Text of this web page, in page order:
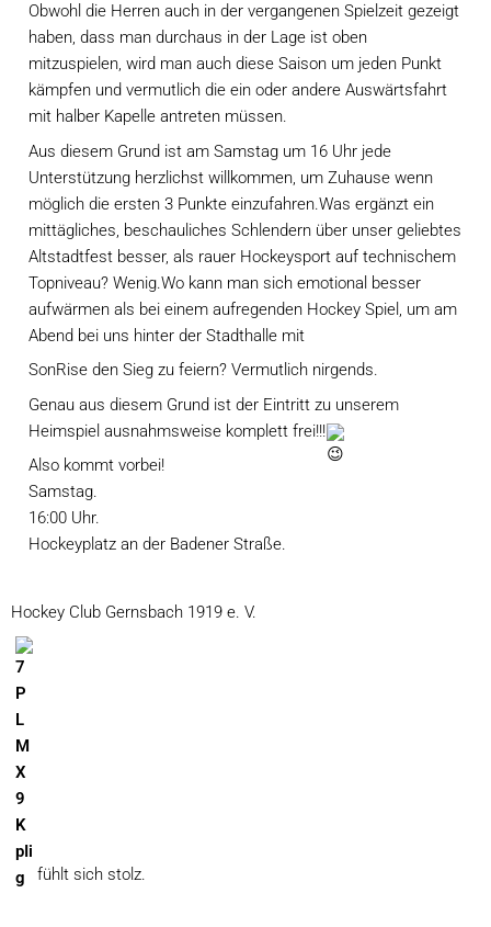
Obwohl die Herren auch in der vergangenen Spielzeit gezeigt
haben, dass man durchaus in der Lage ist oben
mitzuspielen, wird man auch diese Saison um jeden Punkt
kämpfen und vermutlich die ein oder andere Auswärtsfahrt
mit halber Kapelle antreten müssen.
Aus diesem Grund ist am Samstag um 16 Uhr jede
Unterstützung herzlichst willkommen, um Zuhause wenn
möglich die ersten 3 Punkte einzufahren.Was ergänzt ein
mittägliches, beschauliches Schlendern über unser geliebtes
Altstadtfest besser, als rauer Hockeysport auf technischem
Topniveau? Wenig.Wo kann man sich emotional besser
aufwärmen als bei einem aufregenden Hockey Spiel, um am
Abend bei uns hinter der Stadthalle mit
SonRise den Sieg zu feiern? Vermutlich nirgends.
Genau aus diesem Grund ist der Eintritt zu unserem
Heimspiel ausnahmsweise komplett frei!!!
Also kommt vorbei!
Samstag.
16:00 Uhr.
Hockeyplatz an der Badener Straße.
Hockey Club Gernsbach 1919 e. V.
fühlt sich stolz.